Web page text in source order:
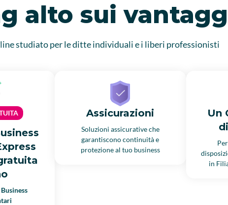
alto sui
studiato per le ditte individuali e i liberi professionisti
Assicurazioni
Soluzioni assicurative che
garantiscono continuità e
protezione al tuo business
Un
in